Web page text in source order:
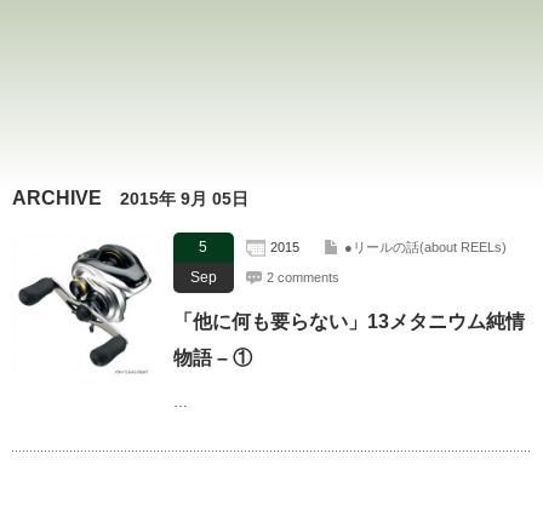
ARCHIVE 2015年 9月 05日
5
Sep
2015 ●リールの話(about REELs)
2 comments
「他に何も要らない」13メタニウム純情
物語 – ①
…